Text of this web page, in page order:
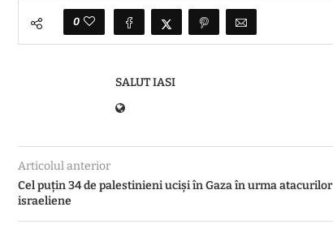
0
SALUT IASI
Articolul anterior
Cel puţin 34 de palestinieni ucişi în Gaza în urma atacurilor
israeliene